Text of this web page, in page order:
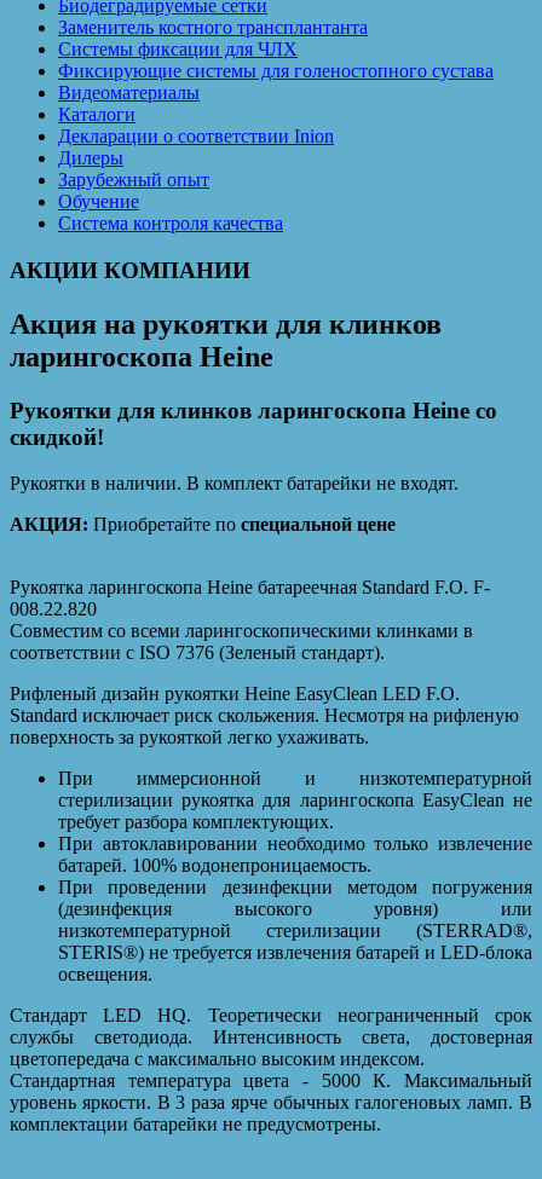
Биодеградируемые сетки
Заменитель костного трансплантанта
Системы фиксации для ЧЛХ
Фиксирующие системы для голеностопного сустава
Видеоматериалы
Каталоги
Декларации о соответствии Inion
Дилеры
Зарубежный опыт
Обучение
Система контроля качества
АКЦИИ КОМПАНИИ
Акция на рукоятки для клинков
ларингоскопа Heine
Рукоятки для клинков ларингоскопа Heine со
скидкой!
Рукоятки в наличии. В комплект батарейки не входят.
АКЦИЯ: Приобретайте по специальной цене
Рукоятка ларингоскопа Heine батареечная Standard F.O. F-
008.22.820
Совместим со всеми ларингоскопическими клинками в
соответствии с ISO 7376 (Зеленый стандарт).
Рифленый дизайн рукоятки Heine EasyClean LED F.O.
Standard исключает риск скольжения. Несмотря на рифленую
поверхность за рукояткой легко ухаживать.
При иммерсионной и низкотемпературной
стерилизации рукоятка для ларингоскопа EasyClean не
требует разбора комплектующих.
При автоклавировании необходимо только извлечение
батарей. 100% водонепроницаемость.
При проведении дезинфекции методом погружения
(дезинфекция высокого уровня) или
низкотемпературной стерилизации (STERRAD®,
STERIS®) не требуется извлечения батарей и LED-блока
освещения.
Стандарт LED HQ. Теоретически неограниченный срок
службы светодиода. Интенсивность света, достоверная
цветопередача с максимально высоким индексом.
Стандартная температура цвета - 5000 К. Максимальный
уровень яркости. В 3 раза ярче обычных галогеновых ламп. В
комплектации батарейки не предусмотрены.